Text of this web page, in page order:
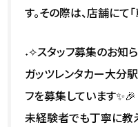
す。その際は、店舗にて
˖✧スタッフ募集のお知ら
ガッツレンタカー大分
フを募集しています✨🎉
未経験者でも丁寧に教